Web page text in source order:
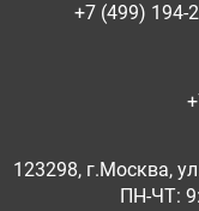
+7 (499) 194-
123298, г.Москва,
ПН-ЧТ: